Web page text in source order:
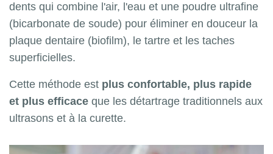
dents qui combine l'air, l'eau et une poudre ultrafine
(bicarbonate de soude) pour éliminer en douceur la
plaque dentaire (biofilm), le tartre et les taches
superficielles.
Cette méthode est plus confortable, plus rapide
et plus efficace que les détartrage traditionnels aux
ultrasons et à la curette.